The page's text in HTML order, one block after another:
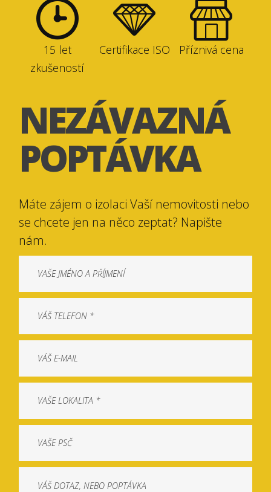
15 let
zkušeností
Certifikace ISO Příznivá cena
NEZÁVAZNÁ
POPTÁVKA
Máte zájem o izolaci Vaší nemovitosti nebo
se chcete jen na něco zeptat? Napište
nám.